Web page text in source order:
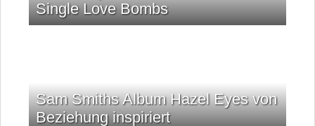
Single Love Bombs
Sam Smiths Album Hazel Eyes von
Beziehung inspiriert